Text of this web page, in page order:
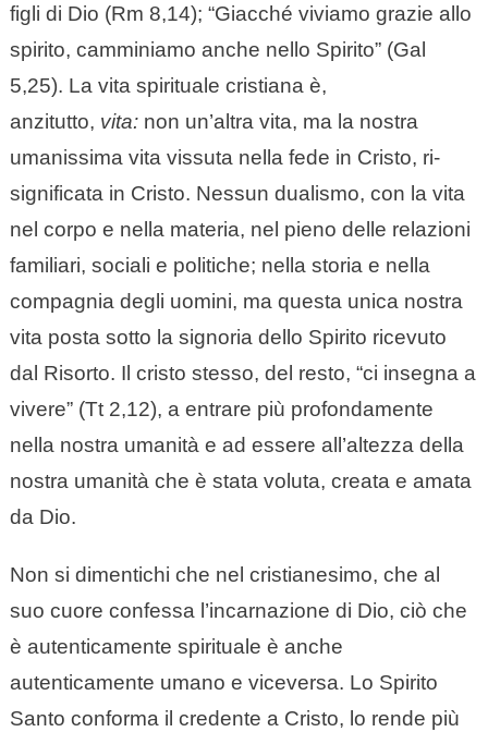
figli di Dio (Rm 8,14); “Giacché viviamo grazie allo
spirito, camminiamo anche nello Spirito” (Gal
5,25). La vita spirituale cristiana è,
anzitutto, vita: non un’altra vita, ma la nostra
umanissima vita vissuta nella fede in Cristo, ri-
significata in Cristo. Nessun dualismo, con la vita
nel corpo e nella materia, nel pieno delle relazioni
familiari, sociali e politiche; nella storia e nella
compagnia degli uomini, ma questa unica nostra
vita posta sotto la signoria dello Spirito ricevuto
dal Risorto. Il cristo stesso, del resto, “ci insegna a
vivere” (Tt 2,12), a entrare più profondamente
nella nostra umanità e ad essere all’altezza della
nostra umanità che è stata voluta, creata e amata
da Dio.
Non si dimentichi che nel cristianesimo, che al
suo cuore confessa l’incarnazione di Dio, ciò che
è autenticamente spirituale è anche
autenticamente umano e viceversa. Lo Spirito
Santo conforma il credente a Cristo, lo rende più